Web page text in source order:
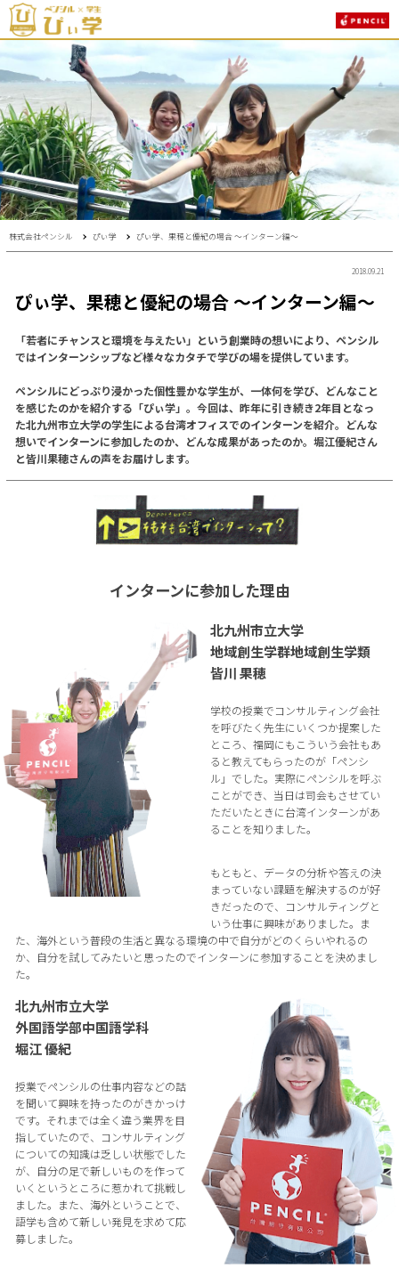
株式会社ペンシル ぴぃ学 ぴぃ学、果穂と優紀の場合 〜インターン編〜
2018.09.21
ぴぃ学、果穂と優紀の場合 〜インターン編〜
「若者にチャンスと環境を与えたい」という創業時の想いにより、ペンシル
ではインターンシップなど様々なカタチで学びの場を提供しています。
ペンシルにどっぷり浸かった個性豊かな学生が、一体何を学び、どんなこと
を感じたのかを紹介する「ぴぃ学」。今回は、昨年に引き続き2年目となっ
た北九州市立大学の学生による台湾オフィスでのインターンを紹介。どんな
想いでインターンに参加したのか、どんな成果があったのか。堀江優紀さん
と皆川果穂さんの声をお届けします。
インターンに参加した理由
北九州市立大学
地域創生学群地域創生学類
皆川 果穂
学校の授業でコンサルティング会社
を呼びたく先生にいくつか提案した
ところ、福岡にもこういう会社もあ
ると教えてもらったのが「ペンシ
ル」でした。実際にペンシルを呼ぶ
ことができ、当日は司会もさせてい
ただいたときに台湾インターンがあ
ることを知りました。
もともと、データの分析や答えの決
まっていない課題を解決するのが好
きだったので、コンサルティングと
いう仕事に興味がありました。ま
た、海外という普段の生活と異なる環境の中で自分がどのくらいやれるの
か、自分を試してみたいと思ったのでインターンに参加することを決めまし
た。
北九州市立大学
外国語学部中国語学科
堀江 優紀
授業でペンシルの仕事内容などの話
を聞いて興味を持ったのがきかっけ
です。それまでは全く違う業界を目
指していたので、コンサルティング
についての知識は乏しい状態でした
が、自分の足で新しいものを作って
いくというところに惹かれて挑戦し
ました。また、海外ということで、
語学も含めて新しい発見を求めて応
募しました。